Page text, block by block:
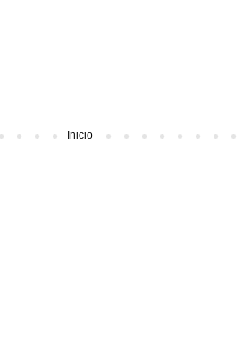
Inicio